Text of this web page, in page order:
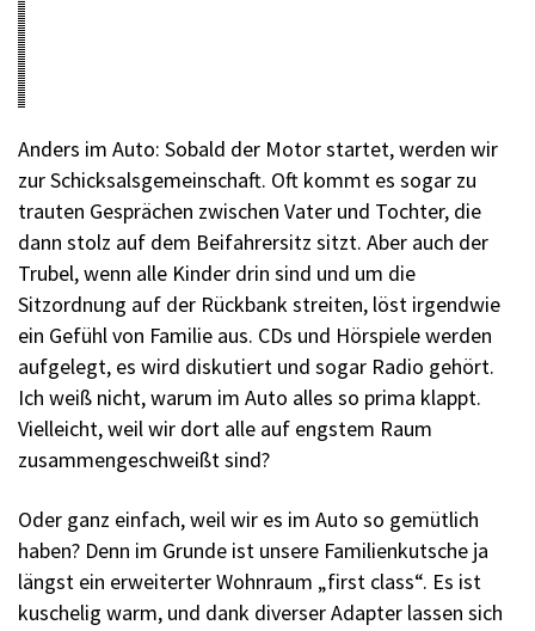
Anders im Auto: Sobald der Motor startet, werden wir
zur Schicksalsgemeinschaft. Oft kommt es sogar zu
trauten Gesprächen zwischen Vater und Tochter, die
dann stolz auf dem Beifahrersitz sitzt. Aber auch der
Trubel, wenn alle Kinder drin sind und um die
Sitzordnung auf der Rückbank streiten, löst irgendwie
ein Gefühl von Familie aus. CDs und Hörspiele werden
aufgelegt, es wird diskutiert und sogar Radio gehört.
Ich weiß nicht, warum im Auto alles so prima klappt.
Vielleicht, weil wir dort alle auf engstem Raum
zusammengeschweißt sind?
Oder ganz einfach, weil wir es im Auto so gemütlich
haben? Denn im Grunde ist unsere Familienkutsche ja
längst ein erweiterter Wohnraum „first class“. Es ist
kuschelig warm, und dank diverser Adapter lassen sich